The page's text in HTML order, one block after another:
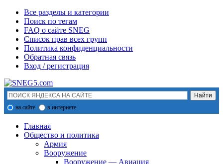
Все разделы и категории
Поиск по тегам
FAQ о сайте SNEG
Список прав всех групп
Политика конфиденциальности
Обратная связь
Вход / регистрация
на сайте в интернете
Главная
Общество и политика
Армия
Вооружение
Вооружение — Авиация